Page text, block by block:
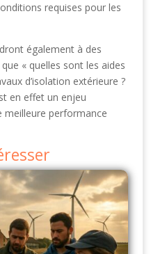
requises pour les
également à des
« quelles sont les aides
d’isolation extérieure ?
en effet un enjeu
meilleure performance